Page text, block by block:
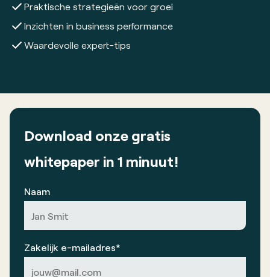
Praktische strategieën voor groei
Inzichten in business performance
Waardevolle expert-tips
Download onze gratis
whitepaper in 1 minuut!
Naam
Zakelijk e-mailadres*